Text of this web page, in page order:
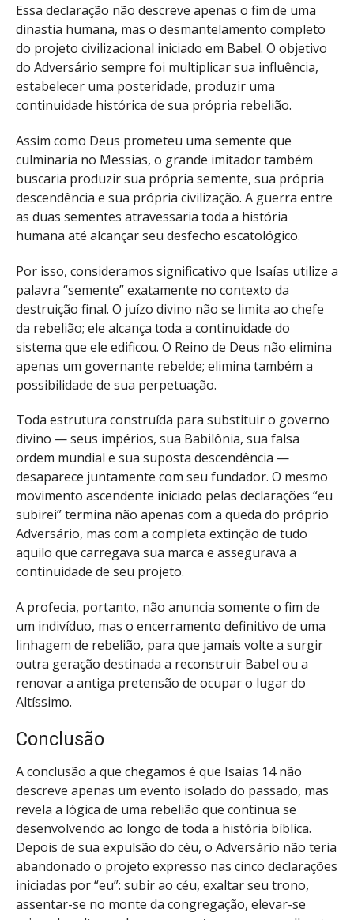
Essa declaração não descreve apenas o fim de uma
dinastia humana, mas o desmantelamento completo
do projeto civilizacional iniciado em Babel. O objetivo
do Adversário sempre foi multiplicar sua influência,
estabelecer uma posteridade, produzir uma
continuidade histórica de sua própria rebelião.
Assim como Deus prometeu uma semente que
culminaria no Messias, o grande imitador também
buscaria produzir sua própria semente, sua própria
descendência e sua própria civilização. A guerra entre
as duas sementes atravessaria toda a história
humana até alcançar seu desfecho escatológico.
Por isso, consideramos significativo que Isaías utilize a
palavra “semente” exatamente no contexto da
destruição final. O juízo divino não se limita ao chefe
da rebelião; ele alcança toda a continuidade do
sistema que ele edificou. O Reino de Deus não elimina
apenas um governante rebelde; elimina também a
possibilidade de sua perpetuação.
Toda estrutura construída para substituir o governo
divino — seus impérios, sua Babilônia, sua falsa
ordem mundial e sua suposta descendência —
desaparece juntamente com seu fundador. O mesmo
movimento ascendente iniciado pelas declarações “eu
subirei” termina não apenas com a queda do próprio
Adversário, mas com a completa extinção de tudo
aquilo que carregava sua marca e assegurava a
continuidade de seu projeto.
A profecia, portanto, não anuncia somente o fim de
um indivíduo, mas o encerramento definitivo de uma
linhagem de rebelião, para que jamais volte a surgir
outra geração destinada a reconstruir Babel ou a
renovar a antiga pretensão de ocupar o lugar do
Altíssimo.
Conclusão
A conclusão a que chegamos é que Isaías 14 não
descreve apenas um evento isolado do passado, mas
revela a lógica de uma rebelião que continua se
desenvolvendo ao longo de toda a história bíblica.
Depois de sua expulsão do céu, o Adversário não teria
abandonado o projeto expresso nas cinco declarações
iniciadas por “eu”: subir ao céu, exaltar seu trono,
assentar-se no monte da congregação, elevar-se